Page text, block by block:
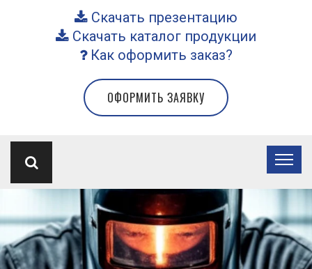
Скачать презентацию
Скачать каталог продукции
Как оформить заказ?
ОФОРМИТЬ ЗАЯВКУ